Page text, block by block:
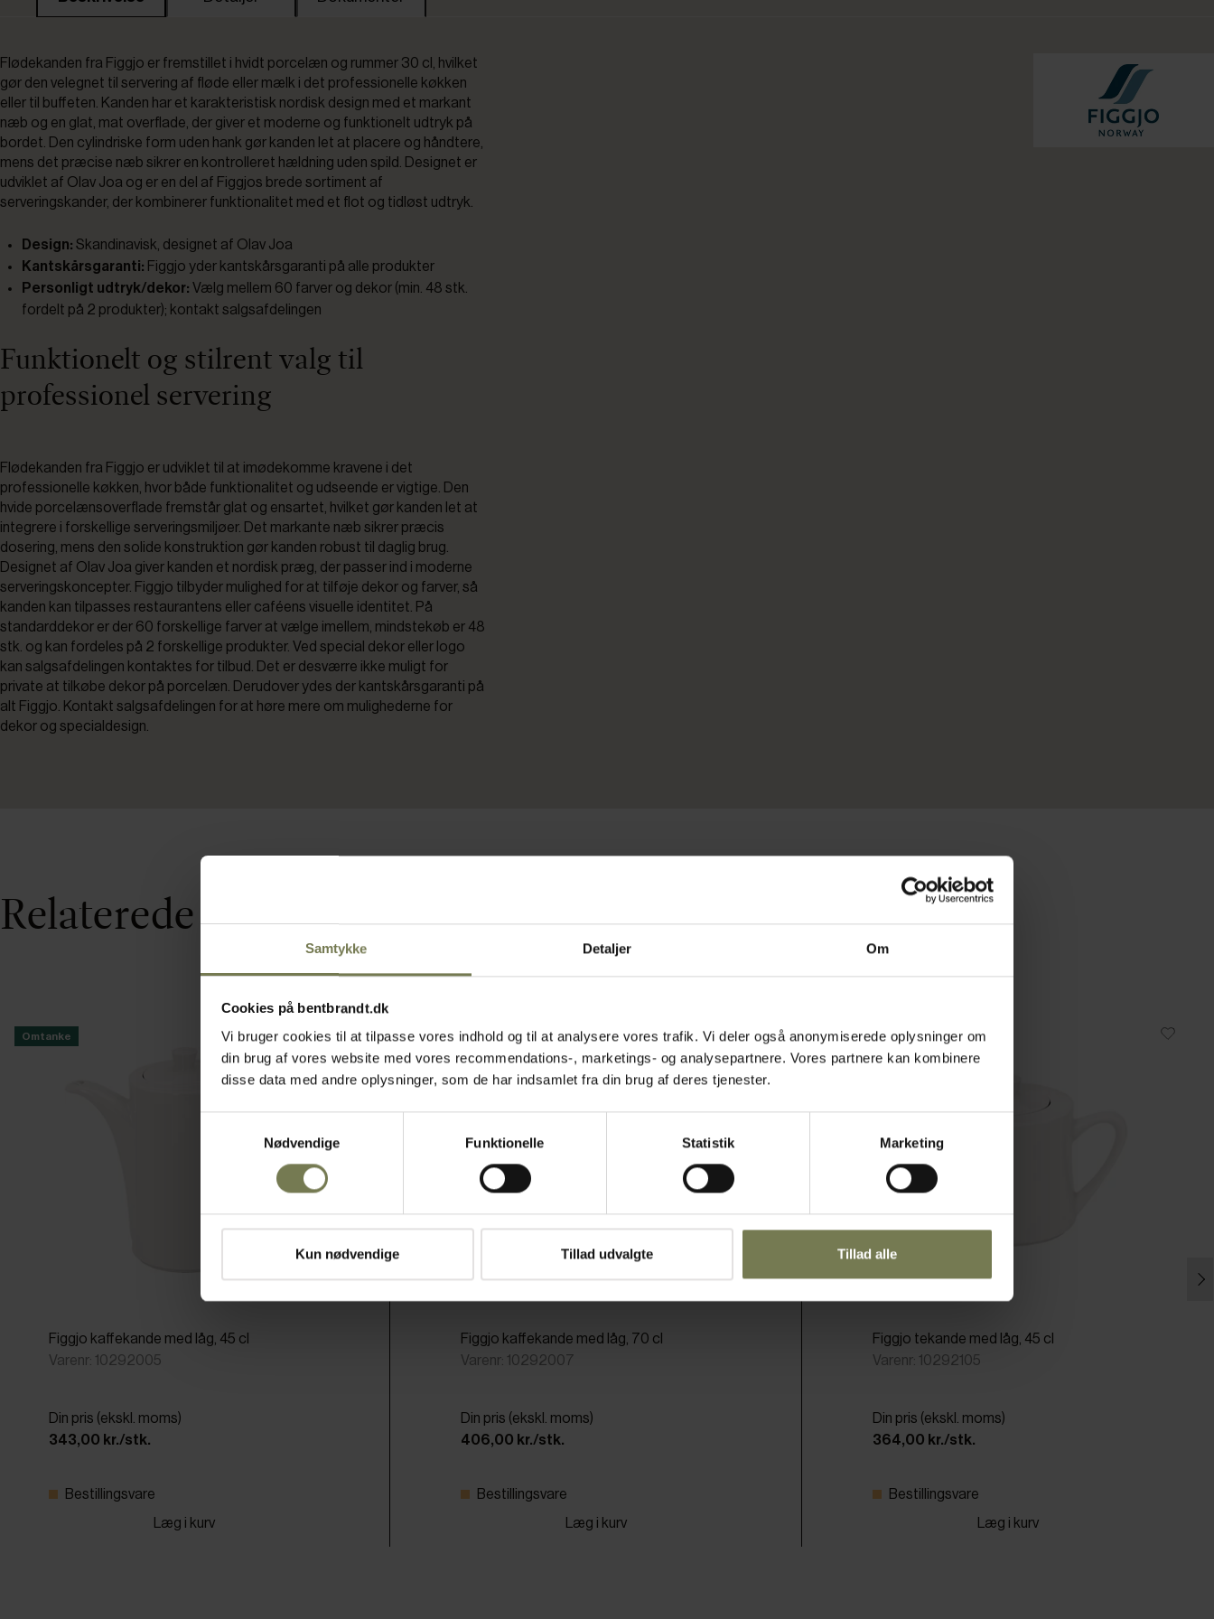
Samtykke Detaljer Om
Cookies på bentbrandt.dk
Vi bruger cookies til at tilpasse vores indhold og til at analysere vores trafik. Vi deler også anonymiserede oplysninger om
din brug af vores website med vores recommendations-, marketings- og analysepartnere. Vores partnere kan kombinere
disse data med andre oplysninger, som de har indsamlet fra din brug af deres tjenester.
Nødvendige
Funktionelle Statistik Marketing
Kun nødvendige Tillad udvalgte Tillad alle
Flødekanden fra Figgjo er fremstillet i hvidt porcelæn og rummer 30 cl, hvilket
gør den velegnet til servering af fløde eller mælk i det professionelle køkken
eller til buffeten. Kanden har et karakteristisk nordisk design med et markant
næb og en glat, mat overflade, der giver et moderne og funktionelt udtryk på
bordet. Den cylindriske form uden hank gør kanden let at placere og håndtere,
mens det præcise næb sikrer en kontrolleret hældning uden spild. Designet er
udviklet af Olav Joa og er en del af Figgjos brede sortiment af
serveringskander, der kombinerer funktionalitet med et flot og tidløst udtryk.
Design: Skandinavisk, designet af Olav Joa
Kantskårsgaranti: Figgjo yder kantskårsgaranti på alle produkter
Personligt udtryk/dekor: Vælg mellem 60 farver og dekor (min. 48 stk.
fordelt på 2 produkter); kontakt salgsafdelingen
Funktionelt og stilrent valg til
professionel servering
Flødekanden fra Figgjo er udviklet til at imødekomme kravene i det
professionelle køkken, hvor både funktionalitet og udseende er vigtige. Den
hvide porcelænsoverflade fremstår glat og ensartet, hvilket gør kanden let at
integrere i forskellige serveringsmiljøer. Det markante næb sikrer præcis
dosering, mens den solide konstruktion gør kanden robust til daglig brug.
Designet af Olav Joa giver kanden et nordisk præg, der passer ind i moderne
serveringskoncepter. Figgjo tilbyder mulighed for at tilføje dekor og farver, så
kanden kan tilpasses restaurantens eller caféens visuelle identitet. På
standarddekor er der 60 forskellige farver at vælge imellem, mindstekøb er 48
stk. og kan fordeles på 2 forskellige produkter. Ved special dekor eller logo
kan salgsafdelingen kontaktes for tilbud. Det er desværre ikke muligt for
private at tilkøbe dekor på porcelæn. Derudover ydes der kantskårsgaranti på
alt Figgjo. Kontakt salgsafdelingen for at høre mere om mulighederne for
dekor og specialdesign.
Relaterede varer
Omtanke
Figgjo kaffekande med låg, 45 cl
Varenr: 10292005
Din pris (ekskl. moms)
343,00 kr./stk.
Bestillingsvare
Læg i kurv
Omtanke
Figgjo kaffekande med låg, 70 cl
Varenr: 10292007
Din pris (ekskl. moms)
406,00 kr./stk.
Bestillingsvare
Læg i kurv
Omtanke
Figgjo tekande med låg, 45 cl
Varenr: 10292105
Din pris (ekskl. moms)
364,00 kr./stk.
Bestillingsvare
Læg i kurv